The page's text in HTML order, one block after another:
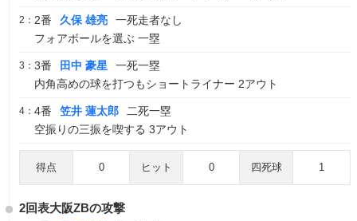
2： 2番 久保 雄亮
一死走者なし
フォアボールを選ぶ 一塁
3： 3番 田中 豪星
一死一塁
内角高めの球を打つもショートライナー 2アウト
4： 4番 笠井 蓮太郎
二死一塁
空振りの三振を喫する 3アウト
得点 0 ヒット 0 四死球 1
2回表大阪ZBの攻撃